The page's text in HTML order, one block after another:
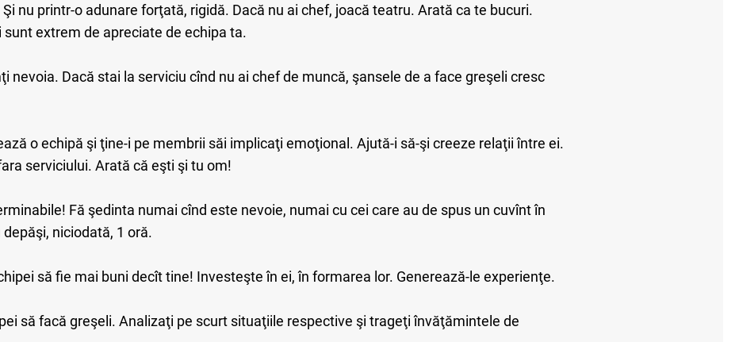
nu printr-o adunare forţată, rigidă. Dacă nu ai chef, joacă teatru. Arată ca te bucuri.
extrem de apreciate de echipa ta.
nevoia. Dacă stai la serviciu cînd nu ai chef de muncă, şansele de a face greşeli cresc
o echipă şi ţine-i pe membrii săi implicaţi emoţional. Ajută-i să-şi creeze relaţii între ei.
serviciului. Arată că eşti şi tu om!
Fă şedinta numai cînd este nevoie, numai cu cei care au de spus un cuvînt în
niciodată, 1 oră.
să fie mai buni decît tine! Investeşte în ei, în formarea lor. Generează-le experienţe.
să facă greşeli. Analizaţi pe scurt situaţiile respective şi trageţi învăţămintele de